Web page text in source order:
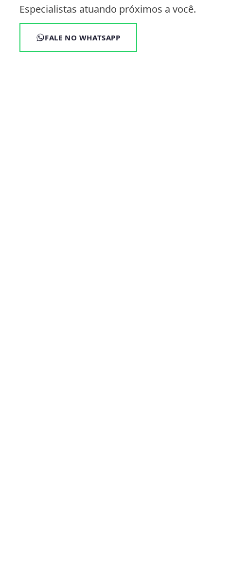
Especialistas atuando próximos a você.
FALE NO WHATSAPP